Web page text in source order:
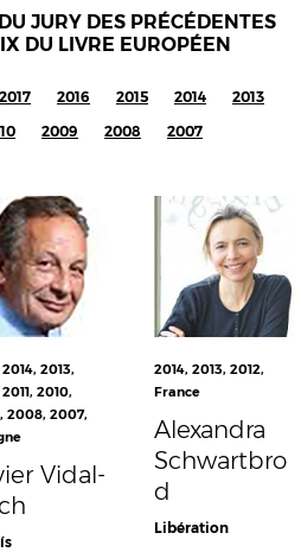
JURY DES PRÉCÉDENTES
DU LIVRE EUROPÉEN
2017 2016 2015 2014
2013
2009 2008 2007
2014,2013,
2011,2010,
,2008,2007,
Vidal-
2014, 2013, 2012,
France
Alexandra
Schwartbro
d
Libération